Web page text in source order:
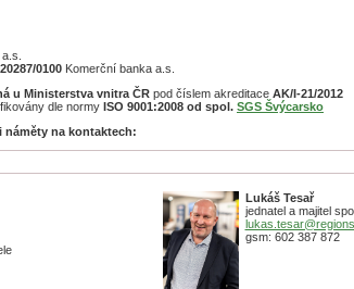
0100 Komerční banka a.s.
u Ministerstva vnitra ČR pod číslem akreditace AK/I-21/2012
dle normy ISO 9001:2008 od spol. SGS Švýcarsko
náměty na kontaktech:
Lukáš Tesař
jednatel a majitel
gsm: 602 387 872